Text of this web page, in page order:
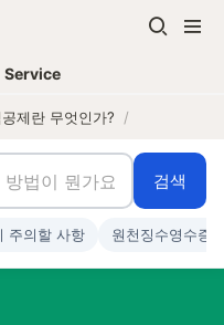
Service
제란 무엇인가? /
검색
주의할 사항 원천징수영수증